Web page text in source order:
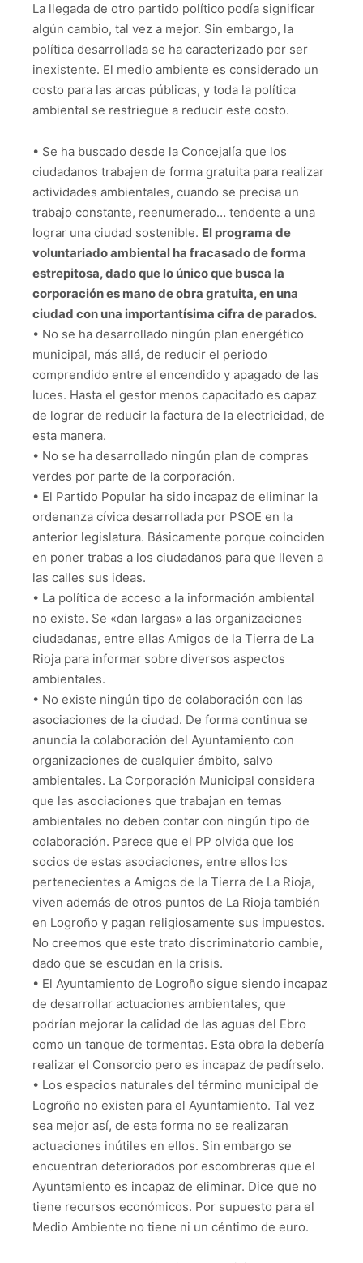
La llegada de otro partido político podía significar
algún cambio, tal vez a mejor. Sin embargo, la
política desarrollada se ha caracterizado por ser
inexistente. El medio ambiente es considerado un
costo para las arcas públicas, y toda la política
ambiental se restriegue a reducir este costo.
• Se ha buscado desde la Concejalía que los
ciudadanos trabajen de forma gratuita para realizar
actividades ambientales, cuando se precisa un
trabajo constante, reenumerado… tendente a una
lograr una ciudad sostenible. El programa de
voluntariado ambiental ha fracasado de forma
estrepitosa, dado que lo único que busca la
corporación es mano de obra gratuita, en una
ciudad con una importantísima cifra de parados.
• No se ha desarrollado ningún plan energético
municipal, más allá, de reducir el periodo
comprendido entre el encendido y apagado de las
luces. Hasta el gestor menos capacitado es capaz
de lograr de reducir la factura de la electricidad, de
esta manera.
• No se ha desarrollado ningún plan de compras
verdes por parte de la corporación.
• El Partido Popular ha sido incapaz de eliminar la
ordenanza cívica desarrollada por PSOE en la
anterior legislatura. Básicamente porque coinciden
en poner trabas a los ciudadanos para que lleven a
las calles sus ideas.
• La política de acceso a la información ambiental
no existe. Se «dan largas» a las organizaciones
ciudadanas, entre ellas Amigos de la Tierra de La
Rioja para informar sobre diversos aspectos
ambientales.
• No existe ningún tipo de colaboración con las
asociaciones de la ciudad. De forma continua se
anuncia la colaboración del Ayuntamiento con
organizaciones de cualquier ámbito, salvo
ambientales. La Corporación Municipal considera
que las asociaciones que trabajan en temas
ambientales no deben contar con ningún tipo de
colaboración. Parece que el PP olvida que los
socios de estas asociaciones, entre ellos los
pertenecientes a Amigos de la Tierra de La Rioja,
viven además de otros puntos de La Rioja también
en Logroño y pagan religiosamente sus impuestos.
No creemos que este trato discriminatorio cambie,
dado que se escudan en la crisis.
• El Ayuntamiento de Logroño sigue siendo incapaz
de desarrollar actuaciones ambientales, que
podrían mejorar la calidad de las aguas del Ebro
como un tanque de tormentas. Esta obra la debería
realizar el Consorcio pero es incapaz de pedírselo.
• Los espacios naturales del término municipal de
Logroño no existen para el Ayuntamiento. Tal vez
sea mejor así, de esta forma no se realizaran
actuaciones inútiles en ellos. Sin embargo se
encuentran deteriorados por escombreras que el
Ayuntamiento es incapaz de eliminar. Dice que no
tiene recursos económicos. Por supuesto para el
Medio Ambiente no tiene ni un céntimo de euro.